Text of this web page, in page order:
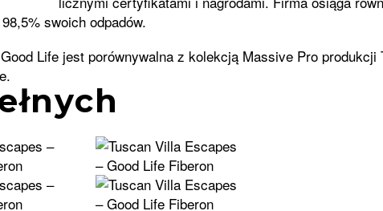
swoich odpadów.
Life jest porównywalna z kolekcją Massive Pro